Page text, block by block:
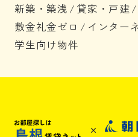
新築・築浅 / 貸家・戸建/
敷金礼金ゼロ / インター
学生向け物件